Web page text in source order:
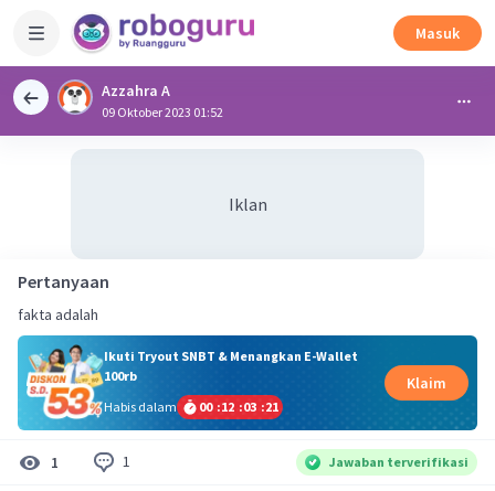
Masuk
Azzahra A
09 Oktober 2023 01:52
Iklan
Pertanyaan
fakta adalah
Ikuti Tryout SNBT & Menangkan E-Wallet
100rb
Habis dalam
00 :12 :03 :21
Klaim
1 1 Jawaban terverifikasi